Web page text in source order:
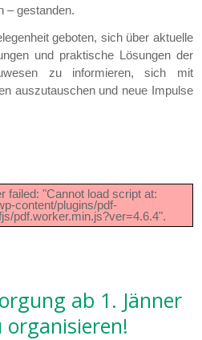
– gestanden.
geboten, sich über aktuelle
und praktische Lösungen der
zu informieren, sich mit
auszutauschen und neue Impulse
failed: "Cannot load script at:
content/plugins/pdf-
pdf.worker.min.js?ver=4.6.4".
ab 1. Jänner
organisieren!